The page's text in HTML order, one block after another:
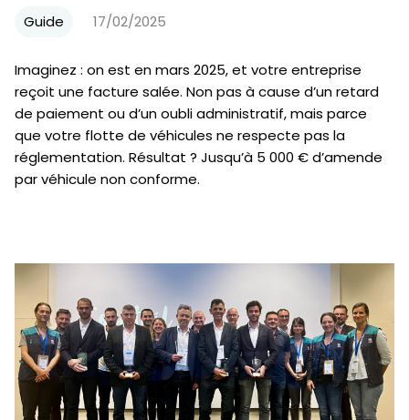
Guide 17/02/2025
Imaginez : on est en mars 2025, et votre entreprise
reçoit une facture salée. Non pas à cause d’un retard
de paiement ou d’un oubli administratif, mais parce
que votre flotte de véhicules ne respecte pas la
réglementation. Résultat ? Jusqu’à 5 000 € d’amende
par véhicule non conforme.